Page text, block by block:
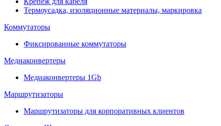
Термоусадка, изоляционные материалы, маркировка
Коммутаторы
Фиксированные коммутаторы
Медиаконвертеры
Медиаконвертеры 1Gb
Маршрутизаторы
Маршрутизаторы для корпоративных клиентов